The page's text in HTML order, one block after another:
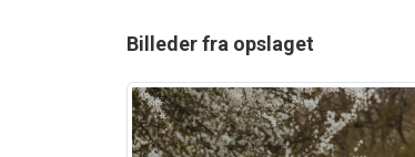
Billeder fra opslaget